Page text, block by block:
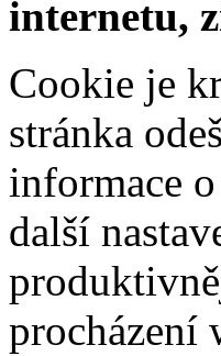
internetu,
Cookie je
stránka
informace
další
procházení